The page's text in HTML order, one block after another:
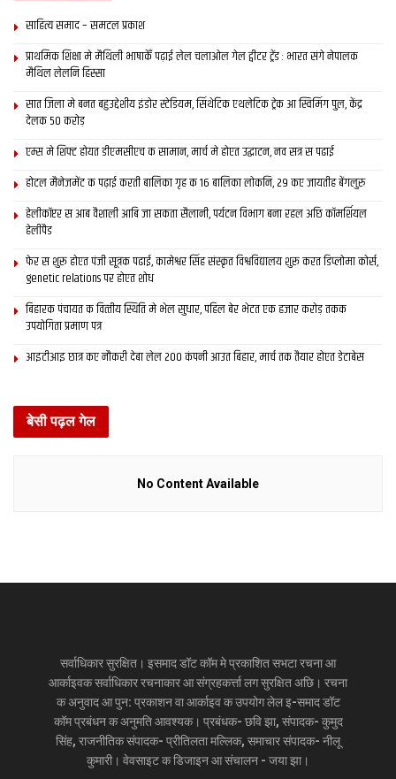
साहित्य समाद – समटल प्रकाश
प्राथमिक शि‍क्षा मे मैथि‍ली भाषाकेँ पढ़ाई लेल चलाओल गेल ट्वीटर ट्रेंड : भारत संगे नेपालक
मैथिल लेलनि हिस्सा
सात जिला मे बनत बहुउद्देशीय इंडोर स्‍टेडि‍यम, सिंथेटिक एथलेटिक ट्रेक आ स्विमिंग पुल, केंद्र
देलक 50 करोड़
एम्स मे शिफ्ट होयत डीएमसीएच क सामान, मार्च मे होएत उद्घाटन, नव सत्र स पढाई
होटल मैनेजमेंट क पढ़ाई करती बालिका गृह क 16 बालिका लोकनि, 29 कए जायतीह बेंगलुरु
हेलीकॉप्टर स आब वैशाली आबि जा सकता सैलानी, पर्यटन विभाग बना रहल अछि कॉमर्शियल
हेलीपैड
फेर स शुरू होएत पंजी सूत्रक पढाई, कामेश्वर सिंह संस्कृत विश्वविद्यालय शुरू करत डिप्लोमा कोर्स,
genetic relations पर होएत शोध
बिहारक पंचायत क वित्‍तीय स्थिति मे भेल सुधार, पहिल बेर भेटत एक हजार करोड़ तकक
उपयोगिता प्रमाण पत्र
आइटीआइ छात्र कए नौकरी देबा लेल 200 कंपनी आउत बिहार, मार्च तक तैयार होएत डेटाबेस
बेसी पढ़ल गेल
No Content Available
सर्वाधिकार सुरक्षित। इसमाद डॉट कॉम मे प्रकाशित सभटा रचना आ
आर्काइवक सर्वाधिकार रचनाकार आ संग्रहकर्त्ता लग सुरक्षित अछि। रचना
क अनुवाद आ पुन: प्रकाशन वा आर्काइव क उपयोग लेल इ-समाद डॉट
कॉम प्रबंधन क अनुमति आवश्यक। प्रबंधक- छवि झा, संपादक- कुमुद
सिंह, राजनीतिक संपादक- प्रीतिलता मल्लिक, समाचार संपादक- नीलू
कुमारी। वेवसाइट क डिजाइन आ संचालन - जया झा।